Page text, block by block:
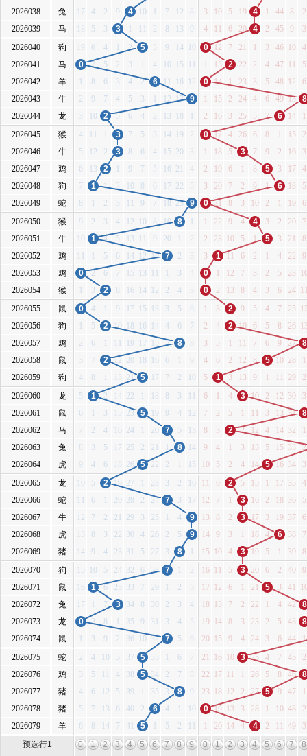
2026038
兔 17 4 2 9 4 10 7 12 8 3 10 5 19 4 1 44 8
2
2026039
马 18 5 3 3 2 8 13 9 4 11 6 20 4 2 45 9
3
2026040
狗 19 6 4 2 5 3 9 14 10 0 12 7 21 1 3 46 10
4
2026041
马 0 7 5 2 3 4 10 15 1 13 2 22 2 4 47 11
5
2026042
羊 8 6 3 4 2 6 11 16 12 0 14 1 23 3 5 48 12
6
2026043
牛 2 9 7 4 5 3 12 17 9 1 15 2 24 4 6 49 13
8
2026044
龙 3 10 2 5 6 4 2 13 18 2 16 3 25 5 7 6 14
1
2026045
猴 4 3 7 5 3 14 19 2 0 17 4 26 6 8 1 15
2
2026046
牛 5 12 2 3 8 6 4 15 20 3 1 18 5 3 7 9 2 16
3
2026047
鸡 6 13 2 9 7 5 16 21 4 2 19 6 1 8 5 3 17
4
2026048
狗 7 1 1 2 10 8 6 17 22 5 3 20 7 2 9 1 6 18
5
2026049
蛇 8 2 3 9 7 18 23 9 0 21 8 3 10 2 1 19
6
2026050
猴 9 2 3 4 12 10 8 19 8 1 22 9 4 4 3 2 20
7
2026051
牛 10 1 4 5 13 9 20 2 2 23 10 5 1 5 3 21
8
2026052
鸡 5 6 14 12 10 7 2 3 3 1 11 6 2 1 4 22
9
2026053
鸡 0 2 6 7 15 13 3 4 0 1 12 7 3 2 5 23
2026054
猴 3 2 8 16 14 12 2 4 5 0 2 13 8 4 3 6 24
2026055
鼠 0 4 9 17 15 13 3 5 6 1 3 2 9 5 4 7 25
2026056
狗 5 2 10 18 16 14 4 6 7 2 4 2 10 6 5 8 26
2026057
鸡 2 6 19 17 15 5 8 8 3 5 1 11 7 6 9 27
8
2026058
鼠 3 7 2 12 20 18 16 6 9 4 6 2 12 8 5 10 28
1
2026059
狗 4 8 13 21 5 17 7 2 10 5 1 3 13 9 1 11 29
2
2026060
龙 5 1 2 14 22 18 8 3 6 1 4 3 10 2 12 30
3
2026061
鼠 6 3 15 23 5 19 9 4 12 7 2 5 1 11 3 13 31
8
2026062
马 7 2 4 16 24 20 7 5 13 8 3 2 2 12 4 14 32
1
2026063
兔 8 3 5 17 25 2 21 8 14 9 4 1 3 13 5 15 33
2
2026064
虎 9 4 6 18 26 5 22 2 15 10 5 2 4 14 5 16 34
3
2026065
龙 10 5 2 19 27 23 3 2 16 11 6 2 5 15 1 17 35
4
2026066
蛇 6 20 28 2 24 7 3 17 12 7 1 3 16 2 18 36
5
2026067
牛 12 7 2 21 29 3 25 4 9 13 8 2 3 17 3 19 37
6
2026068
虎 13 8 3 22 30 4 26 2 5 9 14 9 3 1 18 4 6 38
7
2026069
猪 14 9 4 23 31 5 27 3 8 15 10 4 3 19 5 1 39
8
2026070
狗 15 10 5 24 32 6 28 7 2 16 11 5 3 20 6 2 40
9
2026071
鼠 16 1 6 25 33 7 29 2 3 17 12 6 1 21 5 3 41
2026072
兔 17 7 3 34 8 30 2 3 4 18 13 7 2 22 1 4 42
8
2026073
龙 0 2 8 35 9 31 3 4 5 19 14 8 3 23 2 5 43
8
2026074
鼠 3 9 2 36 10 32 7 5 6 20 15 9 4 24 3 6 44
1
2026075
蛇 2 4 10 3 37 5 33 6 7 21 16 10 3 25 4 7 45
2
2026076
鸡 3 5 4 38 5 34 2 7 8 22 17 11 1 26 5 8 46
8
2026077
猪 4 6 12 5 39 35 3 8 9 23 18 12 2 27 5 9 47
1
2026078
猪 5 7 13 6 40 2 6 4 10 0 19 13 3 28 1 10 48
2
2026079
羊 6 8 14 7 41 5 5 2 1 20 14 4 4 2 11 49
3
预选行1
0 1 2 3 4 5 6 7 8 9 0 1 2 3 4 5 6 7
8